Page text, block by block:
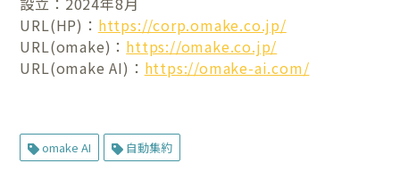
URL(HP)： https://corp.omake.co.jp/
URL(omake)： https://omake.co.jp/
URL(omake AI)： https://omake-ai.com/
omake AI 自動集約